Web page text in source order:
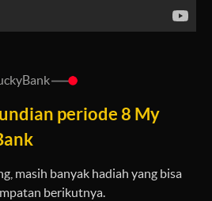
periode 8 My
masih banyak hadiah yang bisa
berikutnya.